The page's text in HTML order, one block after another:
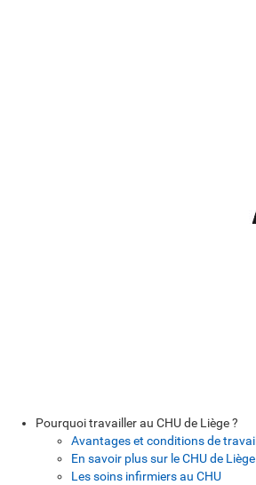
Pourquoi travailler au CHU de Liège ?
Avantages et conditions de travail
En savoir plus sur le CHU de Liège
Les soins infirmiers au CHU